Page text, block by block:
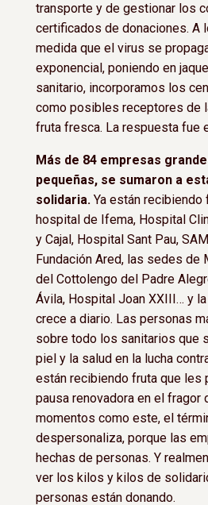
transporte y de gestionar los
certificados de donaciones. A
medida que el virus se
exponencial, poniendo en
sanitario, incorporamos los
como posibles receptores de
fruta fresca. La respuesta fue
Más de 84 empresas
pequeñas, se sumaron a
solidaria.Ya están recibiendo
hospital de Ifema, Hospital
y Cajal, Hospital Sant Pau,
Fundación Ared, las sedes de
del Cottolengo del Padre
Ávila, Hospital Joan XXIII… y
crece a diario. Las personas
sobre todo los sanitarios que
piel y la salud en la lucha
están recibiendo fruta que les
pausa renovadora en el fragor
momentos como este, el
despersonaliza, porque las
hechas de personas. Y
ver los kilos y kilos de
personas están donando.